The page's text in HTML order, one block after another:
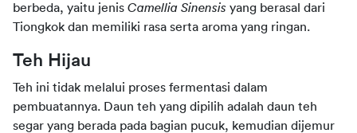
berbeda, yaitu jenis Camellia Sinensis yang berasal dari
Tiongkok dan memiliki rasa serta aroma yang ringan.
Teh Hijau
Teh ini tidak melalui proses fermentasi dalam
pembuatannya. Daun teh yang dipilih adalah daun teh
segar yang berada pada bagian pucuk, kemudian dijemur